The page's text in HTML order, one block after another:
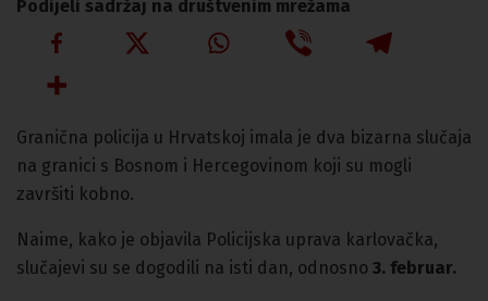
Podijeli sadržaj na društvenim mrežama
Granična policija u Hrvatskoj imala je dva bizarna slučaja
na granici s Bosnom i Hercegovinom koji su mogli
završiti kobno.
Naime, kako je objavila Policijska uprava karlovačka,
slučajevi su se dogodili na isti dan, odnosno 3. februar.